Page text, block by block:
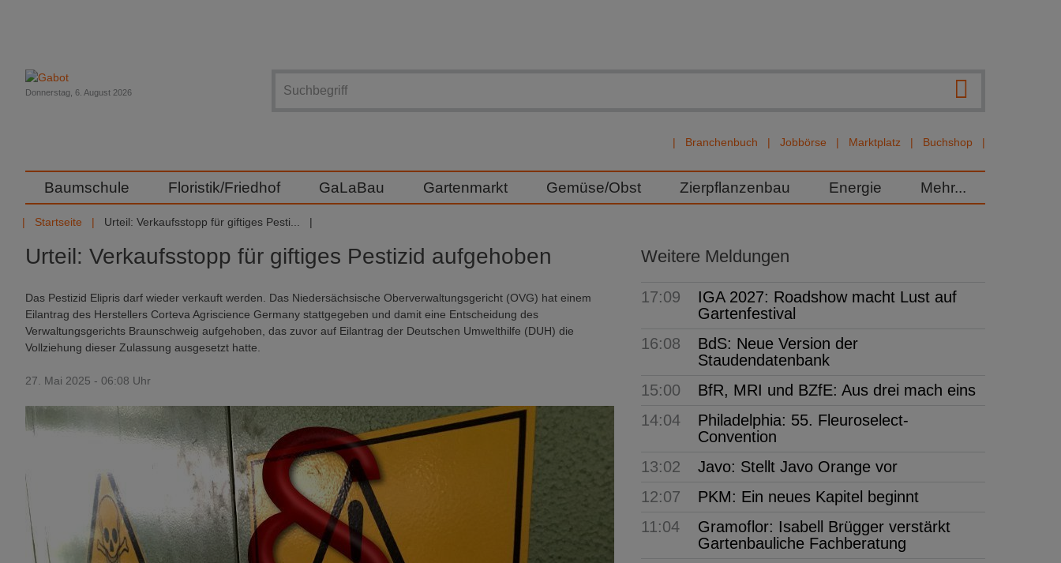
Branchenbuch Jobbörse Marktplatz Buchshop
Donnerstag, 6. August 2026
Baumschule Floristik/Friedhof GaLaBau Gartenmarkt Gemüse/Obst Zierpflanzenbau Energie Mehr...
Startseite Urteil: Verkaufsstopp für giftiges Pesti...
Urteil: Verkaufsstopp für giftiges Pestizid aufgehoben
Das Pestizid Elipris darf wieder verkauft werden. Das Niedersächsische Oberverwaltungsgericht (OVG) hat einem
Eilantrag des Herstellers Corteva Agriscience Germany stattgegeben und damit eine Entscheidung des
Verwaltungsgerichts Braunschweig aufgehoben, das zuvor auf Eilantrag der Deutschen Umwelthilfe (DUH) die
Vollziehung dieser Zulassung ausgesetzt hatte.
27. Mai 2025 - 06:08 Uhr
Weitere Meldungen
17:09
IGA 2027: Roadshow macht Lust auf
Gartenfestival
16:08
BdS: Neue Version der
Staudendatenbank
15:00
BfR, MRI und BZfE: Aus drei mach eins
14:04
Philadelphia: 55. Fleuroselect-
Convention
13:02
Javo: Stellt Javo Orange vor
12:07
PKM: Ein neues Kapitel beginnt
11:04
Gramoflor: Isabell Brügger verstärkt
Gartenbauliche Fachberatung